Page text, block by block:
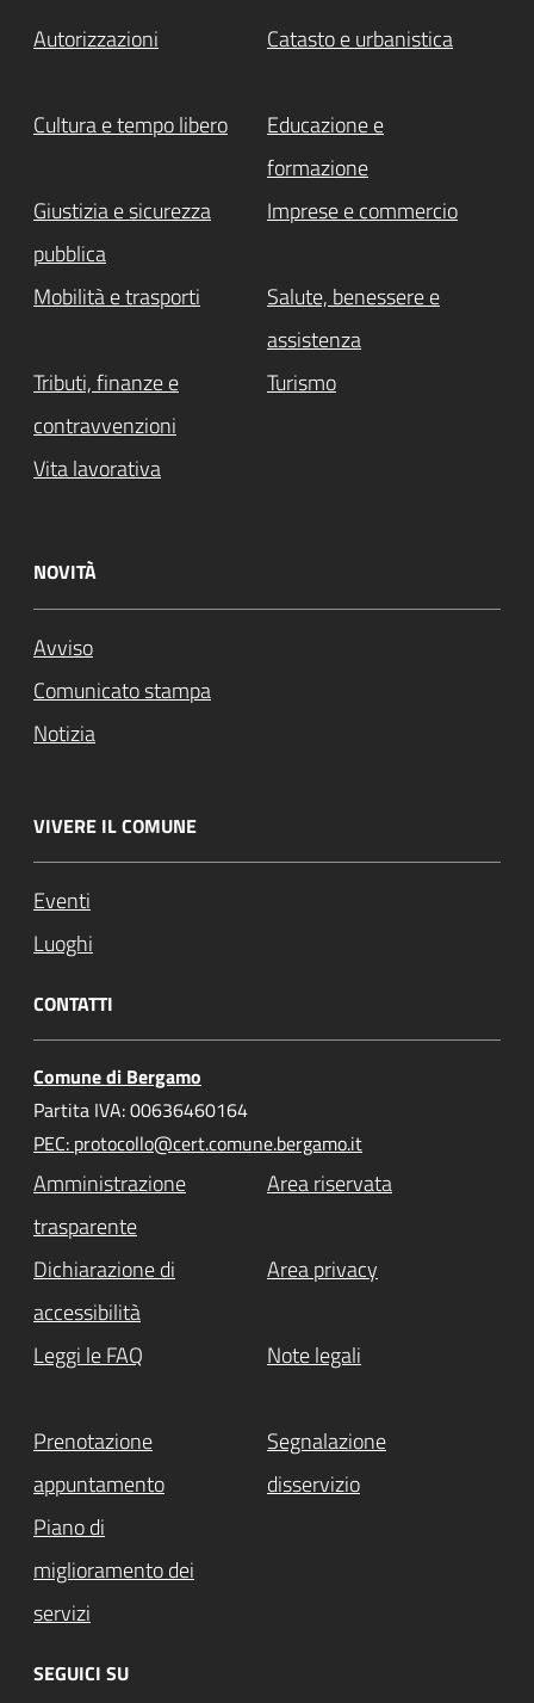
Autorizzazioni Catasto e urbanistica
Cultura e tempo libero
Educazione e
formazione
Giustizia e sicurezza
pubblica
Imprese e commercio
Mobilità e trasporti
Salute, benessere e
assistenza
Tributi, finanze e
contravvenzioni
Turismo
Vita lavorativa
NOVITÀ
Avviso
Comunicato stampa
Notizia
VIVERE IL COMUNE
Eventi
Luoghi
CONTATTI
Comune di Bergamo
Partita IVA: 00636460164
PEC: protocollo@cert.comune.bergamo.it
Amministrazione
trasparente
Area riservata
Dichiarazione di
accessibilità
Area privacy
Leggi le FAQ Note legali
Prenotazione
appuntamento
Segnalazione
disservizio
Piano di
miglioramento dei
servizi
SEGUICI SU